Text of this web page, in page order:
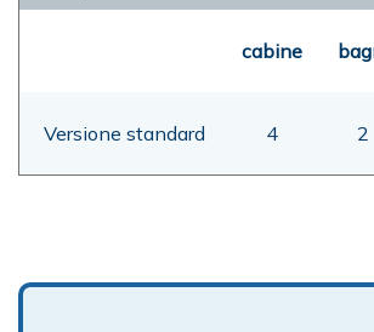
cabine
Versione standard 4 2